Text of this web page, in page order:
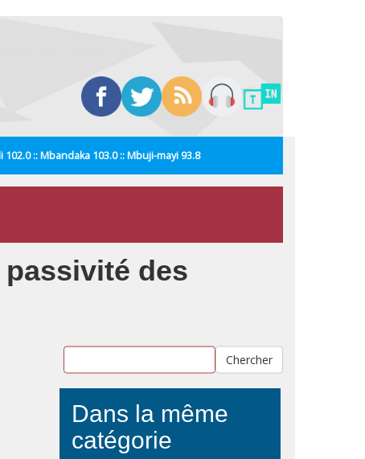
:: Mbandaka 103.0 :: Mbuji-mayi 93.8
des
Chercher
Dans la même
catégorie